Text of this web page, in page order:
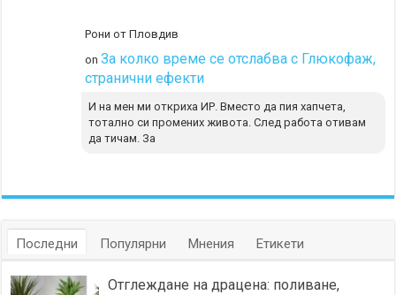
Рони от Пловдив
onЗа колко време се отслабва с Глюкофаж,
странични ефекти
И на мен ми откриха ИР. Вместо да пия хапчета,
тотално си промених живота. След работа отивам
да тичам. За
Последни Популярни Мнения Етикети
Отглеждане на драцена: поливане,